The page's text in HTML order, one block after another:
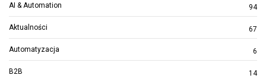
AI & Automation 94
Aktualności 67
Automatyzacja 6
B2B 14